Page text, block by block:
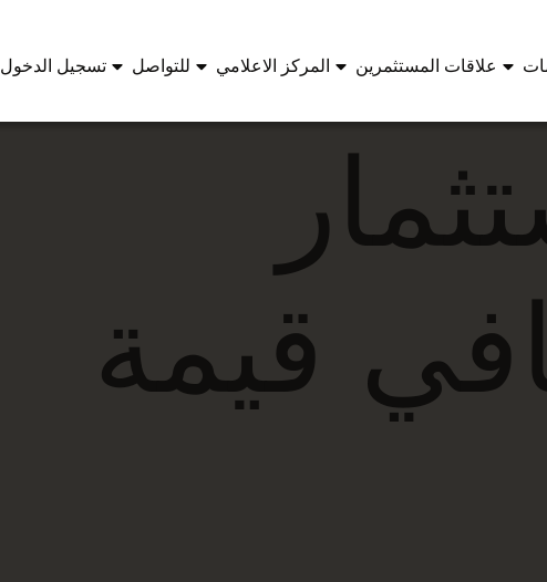
علاقات المستثمرين المركز الاعلامي للتواصل تسجيل الدخول
قيمة